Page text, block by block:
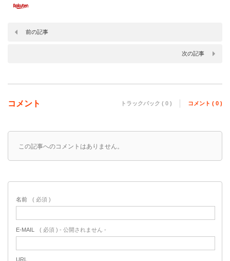
前の記事
次の記事
コメント トラックバック ( 0 ) コメント ( 0 )
この記事へのコメントはありません。
名前 ( 必須 )
E-MAIL ( 必須 ) - 公開されません -
URL